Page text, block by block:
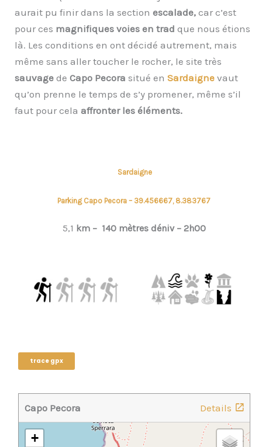
aurait pu finir dans la section escalade, car c’est
pour ces magnifiques voies en trad que nous étions
là. Les conditions en ont décidé autrement, mais
même sans aller toucher le rocher, le site très
sauvage de Capo Pecora situé en Sardaigne vaut
qu’on prenne le temps de s’y promener, même s’il
faut pour cela affronter les éléments.
Sardaigne
Parking Capo Pecora – 39.456667, 8.383767
5,1 km – 140 mètres déniv – 2h00
trace gpx
Details
Capo Pecora
+